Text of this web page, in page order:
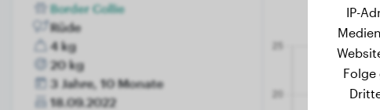
Border Collie
Rüde
4 kg
20 kg
3 Jahre, 10 Monate
18.09.2022
IP-